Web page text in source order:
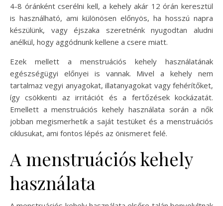
4-8 óránként cserélni kell, a kehely akár 12 órán keresztül
is használható, ami különösen előnyös, ha hosszú napra
készülünk, vagy éjszaka szeretnénk nyugodtan aludni
anélkül, hogy aggódnunk kellene a csere miatt.
Ezek mellett a menstruációs kehely használatának
egészségügyi előnyei is vannak. Mivel a kehely nem
tartalmaz vegyi anyagokat, illatanyagokat vagy fehérítőket,
így csökkenti az irritációt és a fertőzések kockázatát.
Emellett a menstruációs kehely használata során a nők
jobban megismerhetik a saját testüket és a menstruációs
ciklusukat, ami fontos lépés az önismeret felé.
A menstruációs kehely
használata